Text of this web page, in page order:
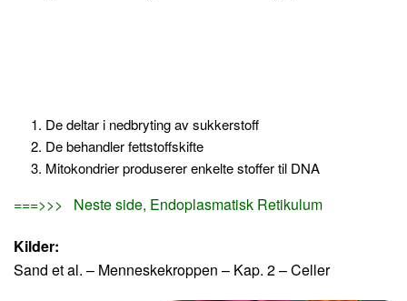
De deltar i nedbryting av sukkerstoff
De behandler fettstoffskifte
Mitokondrier produserer enkelte stoffer til DNA
===>>> Neste side, Endoplasmatisk Retikulum
Kilder:
Sand et al. – Menneskekroppen – Kap. 2 – Celler